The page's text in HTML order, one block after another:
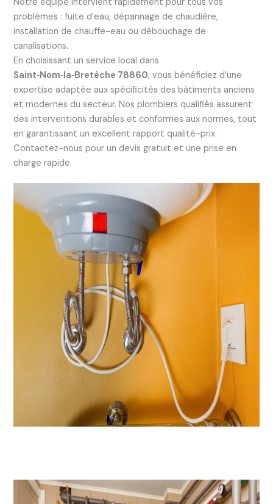
problèmes : fuite d’eau, dépannage de chaudière,
installation de chauffe-eau ou débouchage de
canalisations.
En choisissant un service local dans
Saint‑Nom‑la‑Bretèche 78860, vous bénéficiez d’une
expertise adaptée aux spécificités des bâtiments anciens
et modernes du secteur. Nos plombiers qualifiés assurent
des interventions durables et conformes aux normes, tout
en garantissant un excellent rapport qualité-prix.
Contactez-nous pour un devis gratuit et une prise en
charge rapide.